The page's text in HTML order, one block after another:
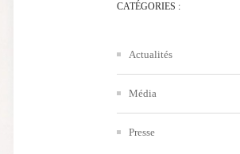
CATÉGORIES :
Actualités
Média
Presse